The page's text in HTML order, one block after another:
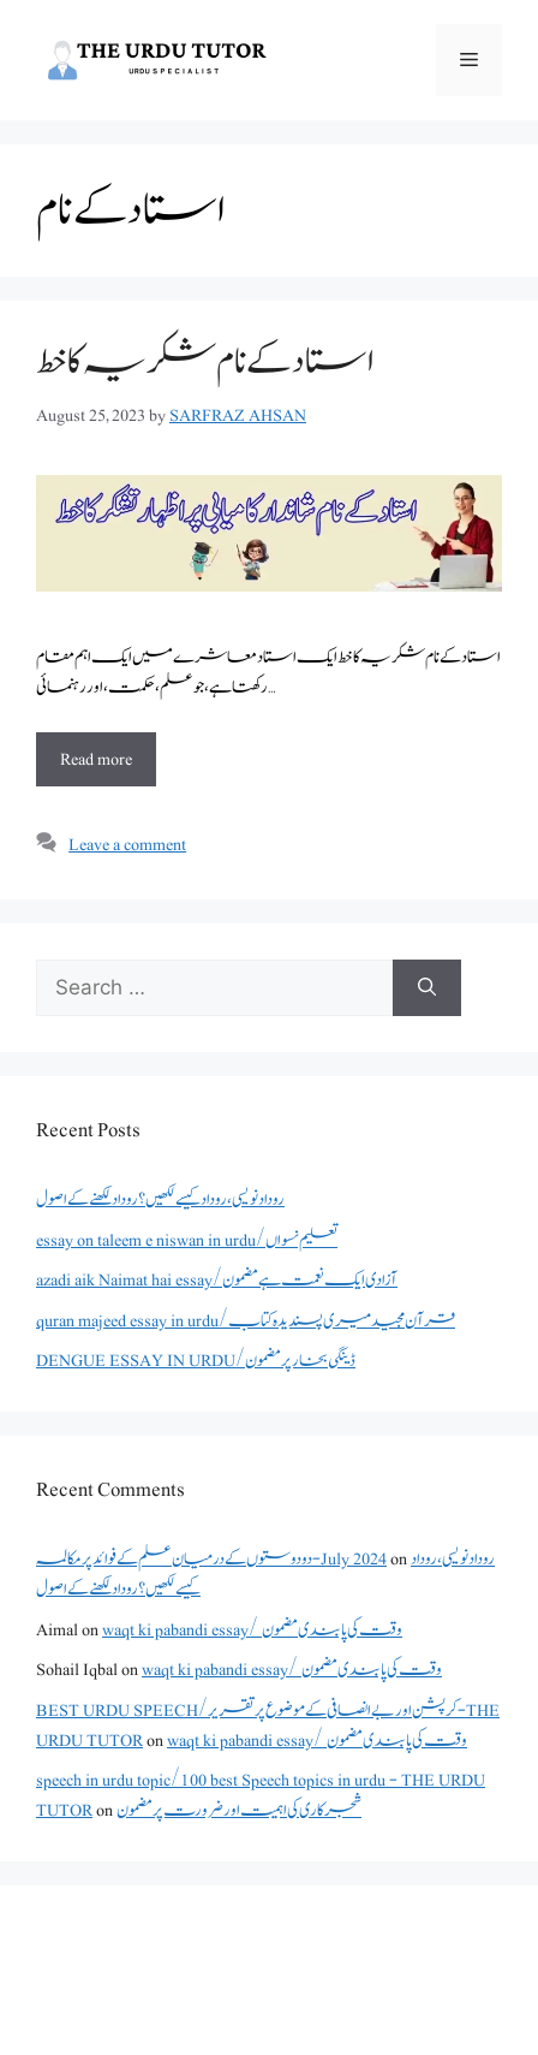
Menu
استاد کے نام
استاد کے نام شکریہ کا خط
August 25, 2023bySARFRAZ AHSAN
استاد کے نام شکریہ کا خط ایک استاد معاشرے میں ایک اہم مقام
رکھتا ہے، جو علم، حکمت، اور رہنمائی …
Read more
Leave a comment
Search
for:
Recent Posts
روداد نویسی ،روداد کیسے لکھیں؟ روداد لکھنے کے اصول
essay on taleem e niswan in urdu/تعلیم نسواں
azadi aik Naimat hai essay/آزادی ایک نعمت ہے مضمون
quran majeed essay in urdu/قرآن مجید میری پسندیدہ کتاب
DENGUE ESSAY IN URDU/ڈینگی بخار پر مضمون
Recent Comments
دو دوستوں کے درمیان علم کے فوائد پر مکالمہ - July 2024onروداد نویسی ،روداد
کیسے لکھیں؟ روداد لکھنے کے اصول
Aimalon
waqt ki pabandi essay/ وقت کی پابندی مضمون
Sohail Iqbalon
waqt ki pabandi essay/ وقت کی پابندی مضمون
BEST URDU SPEECH/کرپشن اور بے انصافی کے موضوع پر تقریر - THE
URDU TUTORon
waqt ki pabandi essay/ وقت کی پابندی مضمون
speech in urdu topic/100 best Speech topics in urdu - THE URDU
TUTORonشجرکاری کی اہمیت اور ضرورت پر مضمون